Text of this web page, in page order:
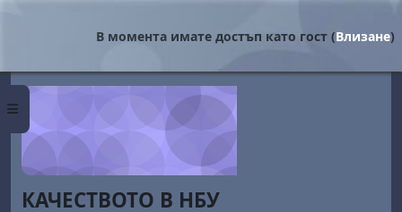
Страничен панел
В момента имате достъп като гост (Влизане)
КАЧЕСТВОТО В НБУ